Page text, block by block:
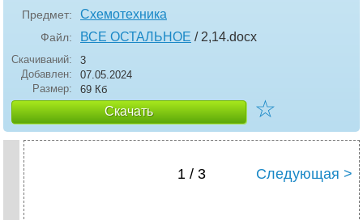
Предмет: Схемотехника
Файл: ВСЕ ОСТАЛЬНОЕ / 2,14.docx
Скачиваний:
3
Добавлен:
07.05.2024
Размер:
69 Кб
Скачать ☆
1 / 3 Следующая >